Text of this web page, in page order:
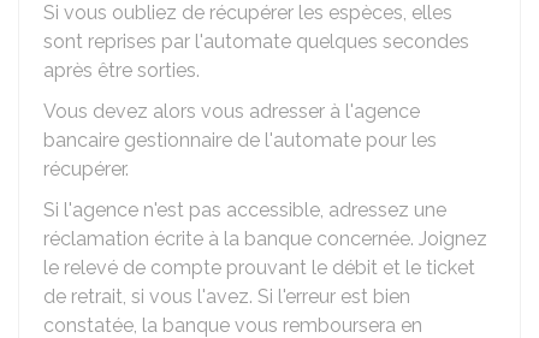
Si vous oubliez de récupérer les espèces, elles
sont reprises par l'automate quelques secondes
après être sorties.
Vous devez alors vous adresser à l'agence
bancaire gestionnaire de l'automate pour les
récupérer.
Si l'agence n'est pas accessible, adressez une
réclamation écrite à la banque concernée. Joignez
le relevé de compte prouvant le débit et le ticket
de retrait, si vous l'avez. Si l'erreur est bien
constatée, la banque vous remboursera en